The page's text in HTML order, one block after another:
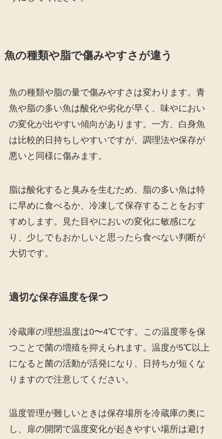
魚の種類や脂で傷みやすさが違う
魚の種類や脂の量で傷みやすさは変わります。青
魚や脂の多い魚は酸化や劣化が早く、味やにおい
の変化が出やすい傾向があります。一方、白身魚
は比較的日持ちしやすいですが、調理法や保存が
悪いと同様に傷みます。
脂は酸化すると臭みを生むため、脂の多い魚は特
に早めに食べるか、冷凍して保存することをおす
すめします。見た目やにおいの変化に敏感にな
り、少しでもおかしいと思ったら食べない判断が
大切です。
適切な保存温度を保つ
冷蔵庫の理想温度は0〜4℃です。この温度帯を保
つことで菌の増殖を抑えられます。温度が5℃以上
になると菌の活動が活発になり、日持ちが短くな
りますので注意してください。
温度管理が難しいときは保存場所を冷蔵庫の奥に
し、扉の開閉で温度変化が起きやすい場所は避け